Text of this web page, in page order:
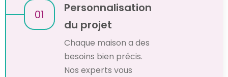
01
Personnalisation
du projet
Chaque maison a des
besoins bien précis.
Nos experts vous